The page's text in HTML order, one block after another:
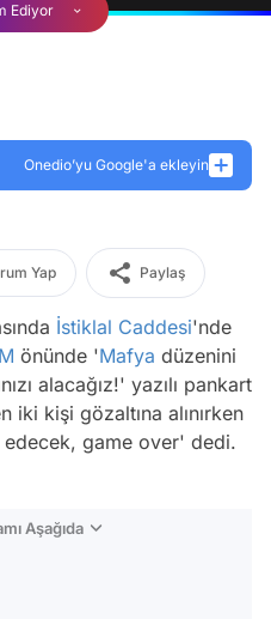
Ediyor
Onedio’yu Google'a ekleyin
Yap Paylaş
İstiklal Caddesi'nde
önünde 'Mafya düzenini
alacağız!' yazılı pankart
kişi gözaltına alınırken
game over' dedi.
Aşağıda